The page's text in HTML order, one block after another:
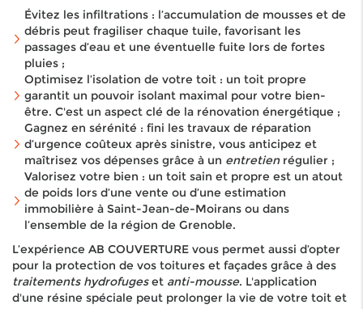
Évitez les infiltrations : l’accumulation de mousses et de
débris peut fragiliser chaque tuile, favorisant les
passages d’eau et une éventuelle fuite lors de fortes
pluies ;
Optimisez l’isolation de votre toit : un toit propre
garantit un pouvoir isolant maximal pour votre bien-
être. C'est un aspect clé de la rénovation énergétique ;
Gagnez en sérénité : fini les travaux de réparation
d’urgence coûteux après sinistre, vous anticipez et
maîtrisez vos dépenses grâce à un entretienrégulier ;
Valorisez votre bien : un toit sain et propre est un atout
de poids lors d’une vente ou d’une estimation
immobilière à Saint-Jean-de-Moirans ou dans
l’ensemble de la région de Grenoble.
L’expérience AB COUVERTURE vous permet aussi d’opter
pour la protection de vos toitures et façades grâce à des
traitements hydrofugeset anti-mousse. L'application
d'une résine spéciale peut prolonger la vie de votre toit et